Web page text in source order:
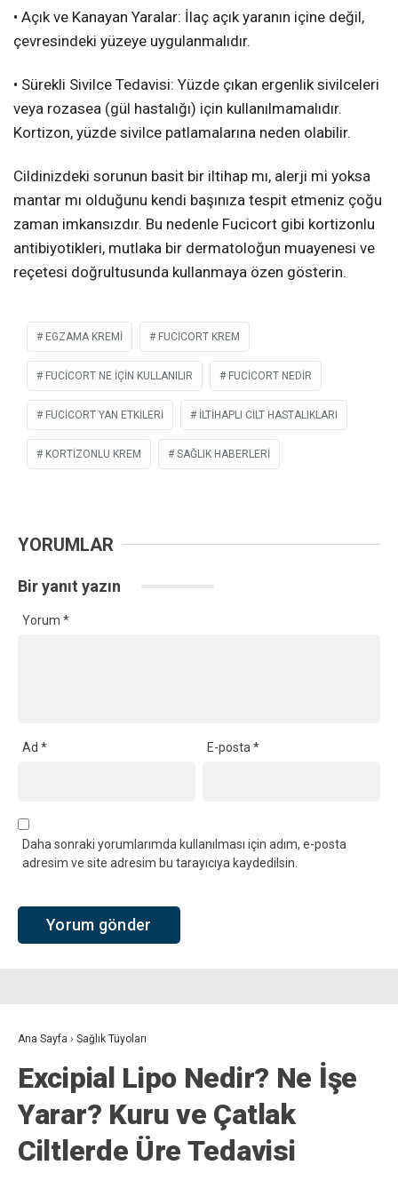
• Açık ve Kanayan Yaralar: İlaç açık yaranın içine değil,
çevresindeki yüzeye uygulanmalıdır.
• Sürekli Sivilce Tedavisi: Yüzde çıkan ergenlik sivilceleri
veya rozasea (gül hastalığı) için kullanılmamalıdır.
Kortizon, yüzde sivilce patlamalarına neden olabilir.
Cildinizdeki sorunun basit bir iltihap mı, alerji mi yoksa
mantar mı olduğunu kendi başınıza tespit etmeniz çoğu
zaman imkansızdır. Bu nedenle Fucicort gibi kortizonlu
antibiyotikleri, mutlaka bir dermatoloğun muayenesi ve
reçetesi doğrultusunda kullanmaya özen gösterin.
EGZAMA KREMI FUCICORT KREM
FUCICORT NE IÇIN KULLANILIR FUCICORT NEDIR
FUCICORT YAN ETKILERI ILTIHAPLI CILT HASTALIKLARI
KORTIZONLU KREM SAĞLIK HABERLERI
YORUMLAR
Bir yanıt yazın
Yorum *
Ad * E-posta*
Daha sonraki yorumlarımda kullanılması için adım, e-posta
adresim ve site adresim bu tarayıcıya kaydedilsin.
Ana Sayfa › Sağlık Tüyoları
Excipial Lipo Nedir? Ne İşe
Yarar? Kuru ve Çatlak
Ciltlerde Üre Tedavisi